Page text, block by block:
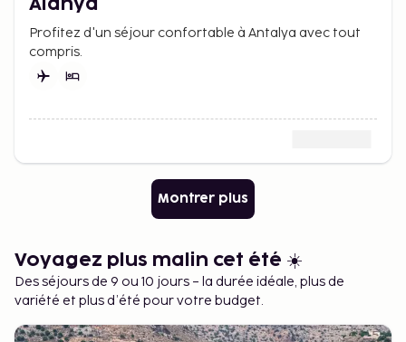
Alanya
Profitez d'un séjour confortable à Antalya avec tout
compris.
Montrer plus
Voyagez plus malin cet été ☀️
Des séjours de 9 ou 10 jours – la durée idéale, plus de
variété et plus d’été pour votre budget.